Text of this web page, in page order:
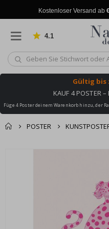
Kostenloser Versand ab
4.1 von
Gültig bis
KAUF 4 POSTER
Füge 4 Poster deinem Warenkorb hinzu, der
POSTER